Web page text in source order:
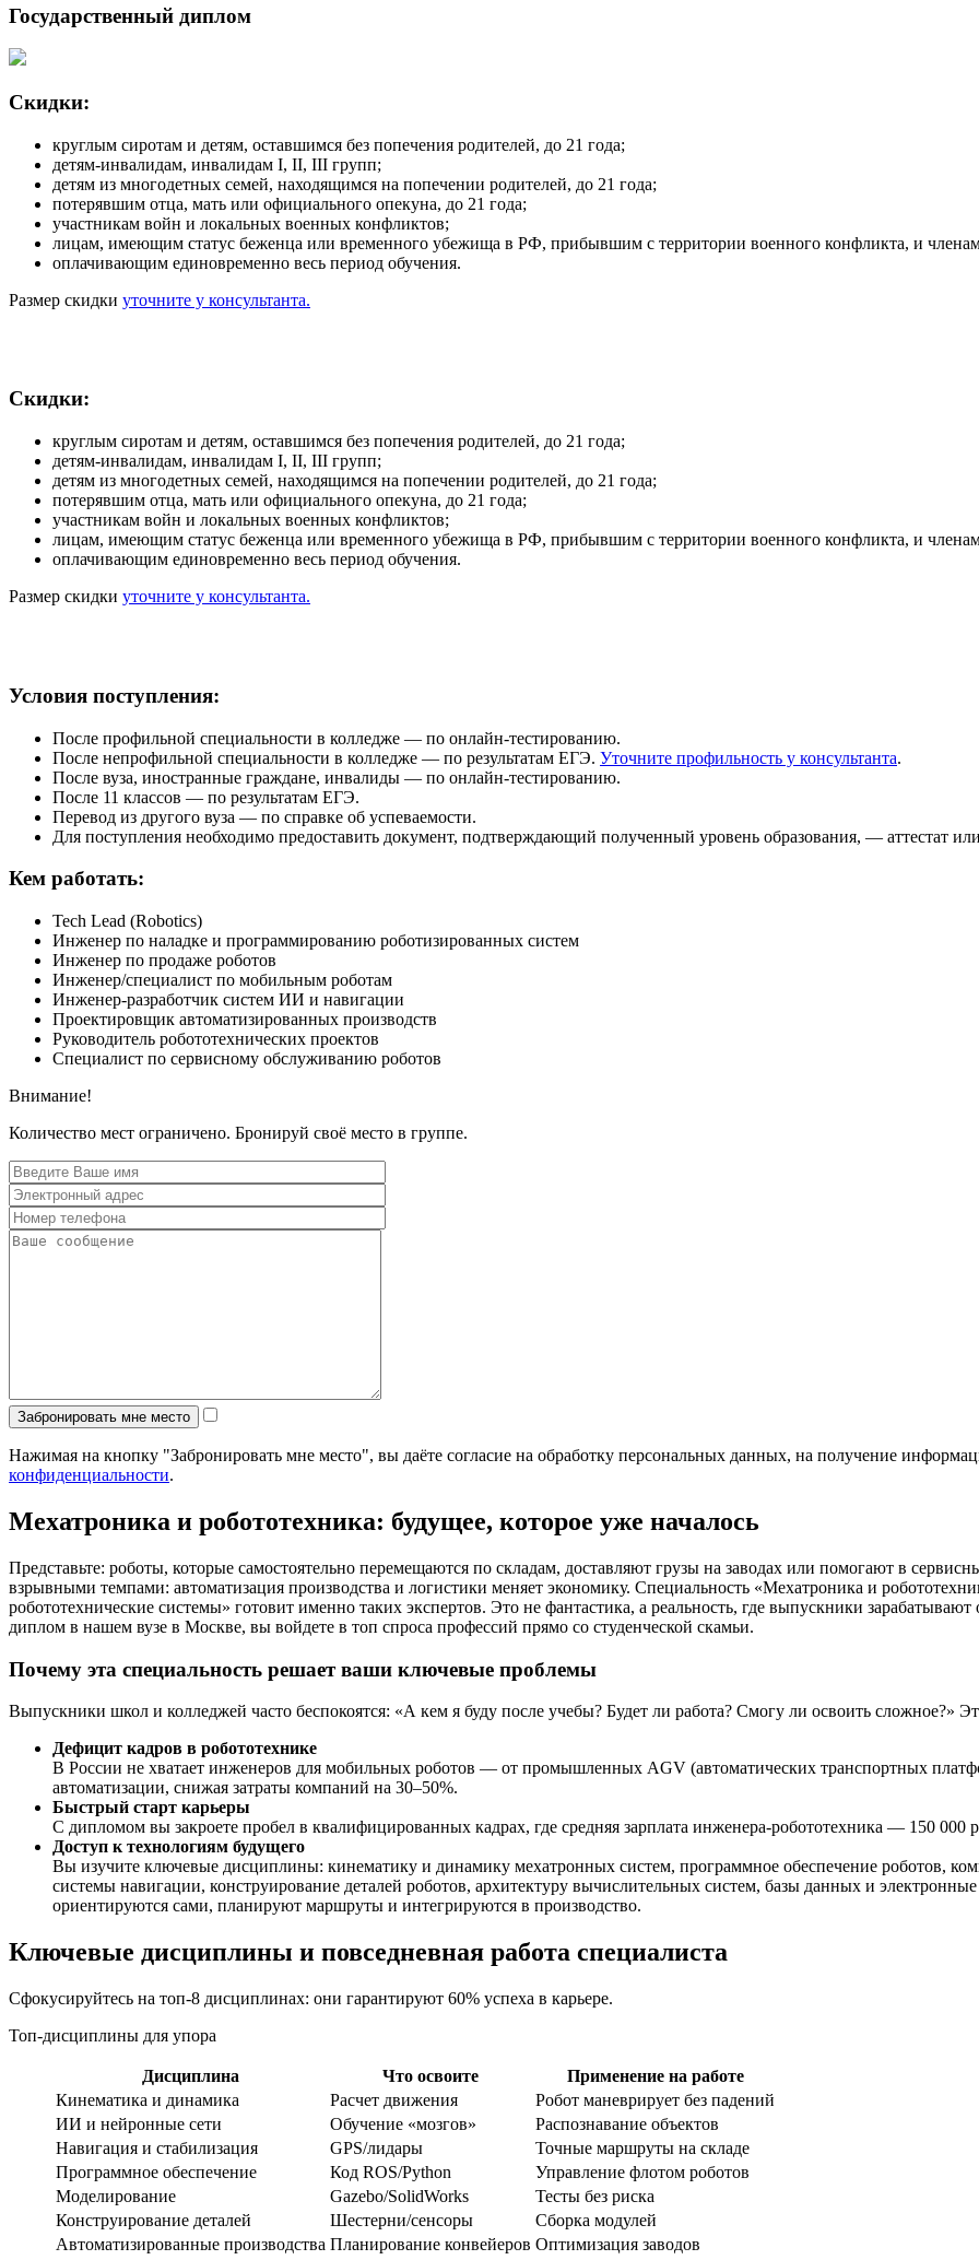
Государственный диплом
Скидки:
круглым сиротам и детям, оставшимся без попечения родителей, до 21 года;
детям-инвалидам, инвалидам I, II, III групп;
детям из многодетных семей, находящимся на попечении родителей, до 21 года;
потерявшим отца, мать или официального опекуна, до 21 года;
участникам войн и локальных военных конфликтов;
лицам, имеющим статус беженца или временного убежища в РФ, прибывшим с территории военного конфликта, и
оплачивающим единовременно весь период обучения.
Размер скидки уточните у консультанта.
Скидки:
круглым сиротам и детям, оставшимся без попечения родителей, до 21 года;
детям-инвалидам, инвалидам I, II, III групп;
детям из многодетных семей, находящимся на попечении родителей, до 21 года;
потерявшим отца, мать или официального опекуна, до 21 года;
участникам войн и локальных военных конфликтов;
лицам, имеющим статус беженца или временного убежища в РФ, прибывшим с территории военного конфликта, и
оплачивающим единовременно весь период обучения.
Размер скидки уточните у консультанта.
Условия поступления:
После профильной специальности в колледже — по онлайн-тестированию.
После непрофильной специальности в колледже — по результатам ЕГЭ. Уточните профильность у консультанта.
После вуза, иностранные граждане, инвалиды — по онлайн-тестированию.
После 11 классов — по результатам ЕГЭ.
Перевод из другого вуза — по справке об успеваемости.
Для поступления необходимо предоставить документ, подтверждающий полученный уровень образования, — аттестат
Кем работать:
Tech Lead (Robotics)
Инженер по наладке и программированию роботизированных систем
Инженер по продаже роботов
Инженер/специалист по мобильным роботам
Инженер-разработчик систем ИИ и навигации
Проектировщик автоматизированных производств
Руководитель робототехнических проектов
Специалист по сервисному обслуживанию роботов
Внимание!
Количество мест ограничено. Бронируй своё место в группе.
Нажимая на кнопку "Забронировать мне место", вы даёте согласие на обработку персональных данных, на получение
конфиденциальности.
Мехатроника и робототехника: будущее, которое уже началось
Представьте: роботы, которые самостоятельно перемещаются по складам, доставляют грузы на заводах или помогают в
взрывными темпами: автоматизация производства и логистики меняет экономику. Специальность «Мехатроника и
робототехнические системы» готовит именно таких экспертов. Это не фантастика, а реальность, где выпускники
диплом в нашем вузе в Москве, вы войдете в топ спроса профессий прямо со студенческой скамьи.
Почему эта специальность решает ваши ключевые проблемы
Выпускники школ и колледжей часто беспокоятся: «А кем я буду после учебы? Будет ли работа? Смогу ли освоить сложное?»
Дефицит кадров в робототехнике
В России не хватает инженеров для мобильных роботов — от промышленных AGV (автоматических транспортных
автоматизации, снижая затраты компаний на 30–50%.
Быстрый старт карьеры
С дипломом вы закроете пробел в квалифицированных кадрах, где средняя зарплата инженера-робототехника — 150 000
Доступ к технологиям будущего
Вы изучите ключевые дисциплины: кинематику и динамику мехатронных систем, программное обеспечение роботов,
системы навигации, конструирование деталей роботов, архитектуру вычислительных систем, базы данных и
ориентируются сами, планируют маршруты и интегрируются в производство.
Ключевые дисциплины и повседневная работа специалиста
Сфокусируйтесь на топ-8 дисциплинах: они гарантируют 60% успеха в карьере.
Топ-дисциплины для упора
Дисциплина Что освоите
Применение на работе
Кинематика и динамика
Расчет движения
Робот маневрирует без падений
ИИ и нейронные сети
Обучение «мозгов»
Распознавание объектов
Навигация и стабилизация
GPS/лидары
Точные маршруты на складе
Программное обеспечение
Код ROS/Python
Управление флотом роботов
Моделирование
Gazebo/SolidWorks
Тесты без риска
Конструирование деталей
Шестерни/сенсоры
Сборка модулей
Автоматизированные производства Планирование конвейеров Оптимизация заводов